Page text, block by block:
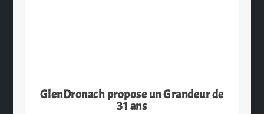
GlenDronach propose un Grandeur de
31 ans